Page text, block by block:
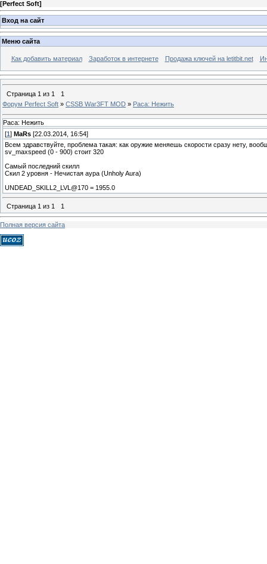
[Perfect Soft]
Вход на сайт
Меню сайта
Как добавить материал Заработок в интернете Продажа ключей на letitbit.net
Страница 1 из 1
1
Форум Perfect Soft » CSSB War3FT MOD » Раса: Нежить
Раса: Нежить
[1 ] MaRs [22.03.2014, 16:54]
Всем здравствуйте, проблема такая: как оружие меняешь скорости сразу нету,
sv_maxspeed (0 - 900) стоит 320
Самый последний скилл
Скил 2 уровня - Нечистая аура (Unholy Aura)
UNDEAD_SKILL2_LVL@170 = 1955.0
Страница 1 из 1 1
Полная версия сайта